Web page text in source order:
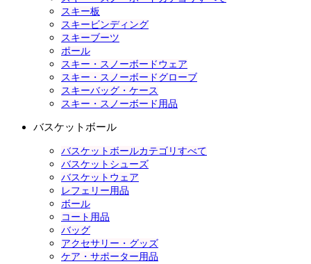
スキー板
スキービンディング
スキーブーツ
ポール
スキー・スノーボードウェア
スキー・スノーボードグローブ
スキーバッグ・ケース
スキー・スノーボード用品
バスケットボール
バスケットボールカテゴリすべて
バスケットシューズ
バスケットウェア
レフェリー用品
ボール
コート用品
バッグ
アクセサリー・グッズ
ケア・サポーター用品